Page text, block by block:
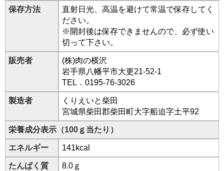
保存方法
直射日光、高温を避けて常温で保存してく
ださい。
※開封後は保存できませんので、必ず使い
切って下さい。
販売者
(株)肉の横沢
岩手県八幡平市大更21-52-1
TEL．0195-76-3026
製造者
くりえいと柴田
宮城県柴田郡柴田町大字船迫字土平92
栄養成分表示（100ｇ当たり）
エネルギー 141kcal
たんぱく質 8.0ｇ